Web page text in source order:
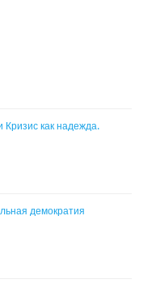
Кризис как надежда.
демократия